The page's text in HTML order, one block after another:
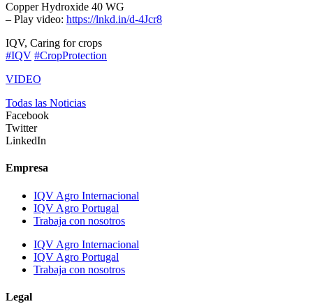
Copper Hydroxide 40 WG
– Play video: https://lnkd.in/d-4Jcr8
IQV, Caring for crops
#IQV #CropProtection
VIDEO
Todas las Noticias
Facebook
Twitter
LinkedIn
Empresa
IQV Agro Internacional
IQV Agro Portugal
Trabaja con nosotros
IQV Agro Internacional
IQV Agro Portugal
Trabaja con nosotros
Legal